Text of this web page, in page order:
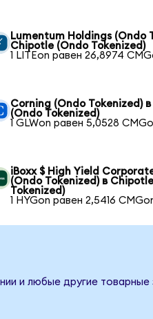
Lumentum Holdings (Ondo
Chipotle (Ondo Tokenized)
1 LITEon равен 26,8974
Corning (Ondo Tokenized)
(Ondo Tokenized)
1 GLWon равен 5,0528
iBoxx $ High Yield
(Ondo Tokenized) в
Tokenized)
1 HYGon равен 2,5416
и любые другие товарные